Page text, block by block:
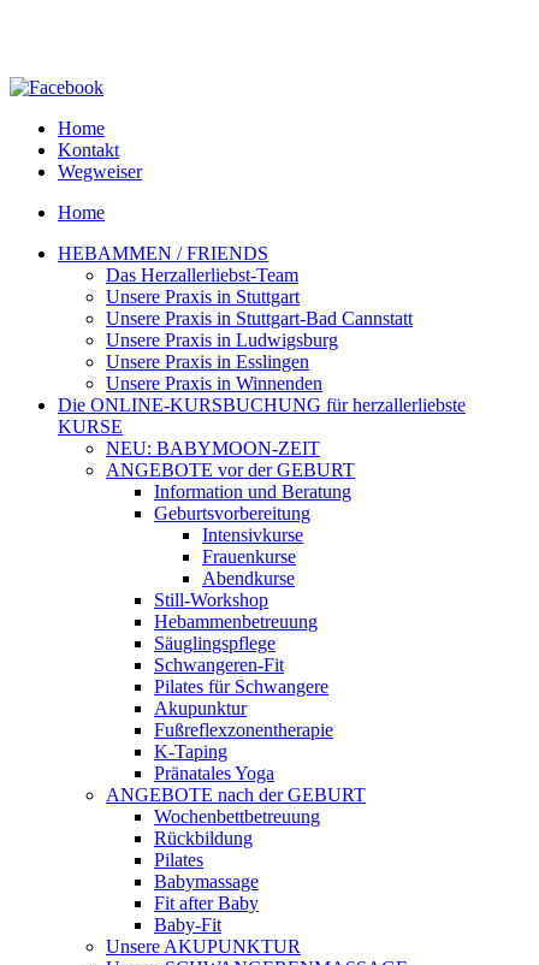
Home
Kontakt
Wegweiser
Home
HEBAMMEN / FRIENDS
Das Herzallerliebst-Team
Unsere Praxis in Stuttgart
Unsere Praxis in Stuttgart-Bad Cannstatt
Unsere Praxis in Ludwigsburg
Unsere Praxis in Esslingen
Unsere Praxis in Winnenden
Die ONLINE-KURSBUCHUNG für herzallerliebste
KURSE
NEU: BABYMOON-ZEIT
ANGEBOTE vor der GEBURT
Information und Beratung
Geburtsvorbereitung
Intensivkurse
Frauenkurse
Abendkurse
Still-Workshop
Hebammenbetreuung
Säuglingspflege
Schwangeren-Fit
Pilates für Schwangere
Akupunktur
Fußreflexzonentherapie
K-Taping
Pränatales Yoga
ANGEBOTE nach der GEBURT
Wochenbettbetreuung
Rückbildung
Pilates
Babymassage
Fit after Baby
Baby-Fit
Unsere AKUPUNKTUR